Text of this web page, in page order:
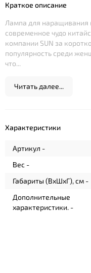
Краткое описание
Лампа для наращивания
современное чудо
компании SUN за
популярность среди
что...
Читать далее...
Характеристики
Артикул -
Вес -
Габариты (ВхШхГ), см -
Дополнительные
характеристики. -